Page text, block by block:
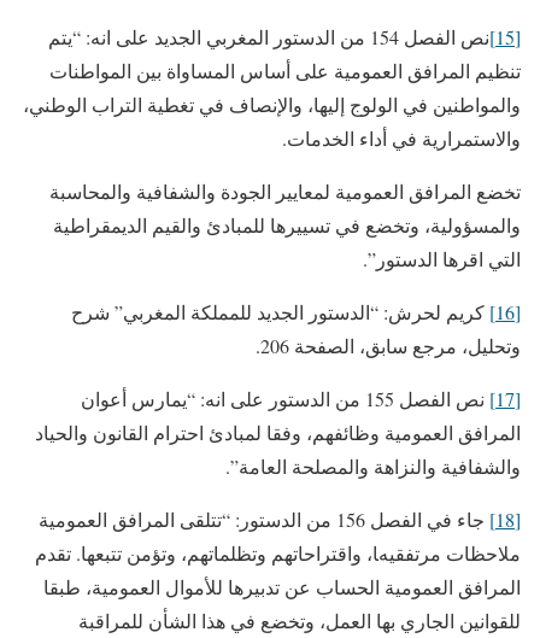
[15]
نص الفصل 154 من الدستور المغربي الجديد على انه: “يتم
تنظيم المرافق العمومية على أساس المساواة بين المواطنات
والمواطنين في الولوج إليها، والإنصاف في تغطية التراب الوطني،
والاستمرارية في أداء الخدمات.
تخضع المرافق العمومية لمعايير الجودة والشفافية والمحاسبة
والمسؤولية، وتخضع في تسييرها للمبادئ والقيم الديمقراطية
التي اقرها الدستور”.
[16]
كريم لحرش: “الدستور الجديد للمملكة المغربي” شرح
وتحليل، مرجع سابق، الصفحة 206.
[17]
نص الفصل 155 من الدستور على انه: “يمارس أعوان
المرافق العمومية وظائفهم، وفقا لمبادئ احترام القانون والحياد
والشفافية والنزاهة والمصلحة العامة”.
[18]
جاء في الفصل 156 من الدستور: “تتلقى المرافق العمومية
ملاحظات مرتفقيها، واقتراحاتهم وتظلماتهم، وتؤمن تتبعها. تقدم
المرافق العمومية الحساب عن تدبيرها للأموال العمومية، طبقا
للقوانين الجاري بها العمل، وتخضع في هذا الشأن للمراقبة